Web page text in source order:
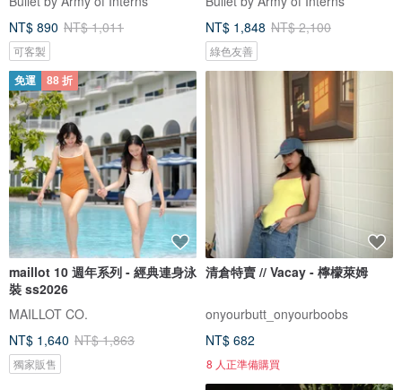
NT$ 890 NT$ 1,011
可客製
NT$ 1,848 NT$ 2,100
綠色友善
免運 88 折
maillot 10 週年系列 - 經典連身泳
裝 ss2026
MAILLOT CO.
NT$ 1,640 NT$ 1,863
獨家販售
清倉特賣 // Vacay - 檸檬萊姆
onyourbutt_onyourboobs
NT$ 682
8 人正準備購買